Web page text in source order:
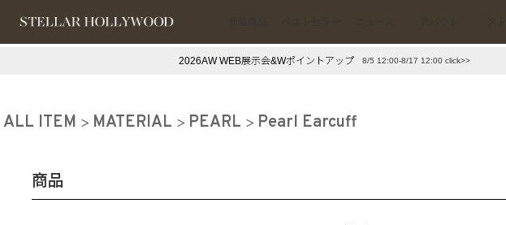
#スタッフイチ押し（通勤パールアクセ） ＃写真映えアクセ
2026AW WEB展示会&Wポイントアップ 8/5 12:00-8/17 12:00 click>>
ALL ITEM MATERIAL PEARL Pearl Earcuff
商品